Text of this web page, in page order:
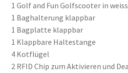
1 Golf and Fun Golfscooter in weiss
1 Baghalterung klappbar
1 Bagplatte klappbar
1 Klappbare Haltestange
4 Kotflügel
2 RFID Chip zum Aktivieren und